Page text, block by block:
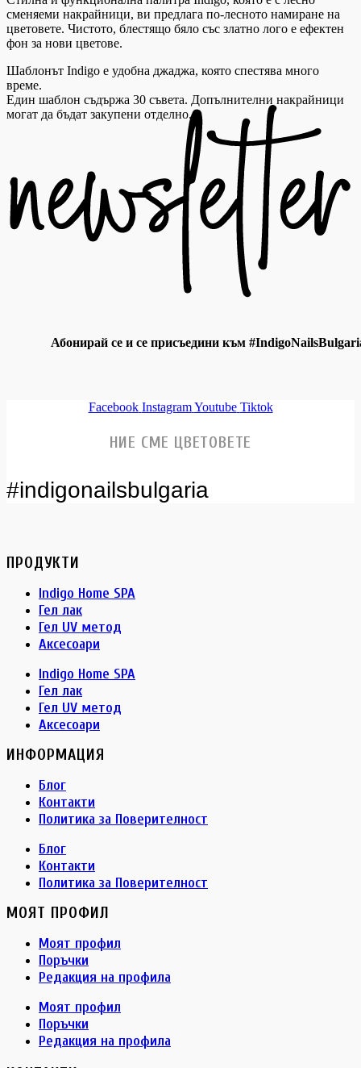
сменяеми накрайници, ви предлага по-лесното намиране на
цветовете. Чистото, блестящо бяло със златно лого е ефектен
фон за нови цветове.
Шаблонът Indigo е удобна джаджа, която спестява много
време.
Един шаблон съдържа 30 съвета. Допълнителни накрайници
могат да бъдат закупени отделно.
Абонирай се и се присъедини към
Facebook Instagram Youtube Tiktok
НИЕ СМЕ ЦВЕТОВЕТЕ
#indigonailsbulgaria
ПРОДУКТИ
Indigo Home SPA
Гел лак
Гел UV метод
Аксесоари
Indigo Home SPA
Гел лак
Гел UV метод
Аксесоари
ИНФОРМАЦИЯ
Блог
Контакти
Политика за Поверителност
Блог
Контакти
Политика за Поверителност
МОЯТ ПРОФИЛ
Моят профил
Поръчки
Редакция на профила
Моят профил
Поръчки
Редакция на профила